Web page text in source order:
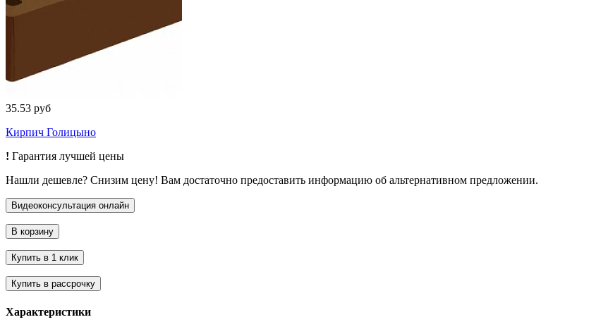
35.53 руб
Кирпич Голицыно
! Гарантия лучшей цены
Нашли дешевле? Снизим цену! Вам достаточно предоставить информацию об альтернативном предложении.
Характеристики